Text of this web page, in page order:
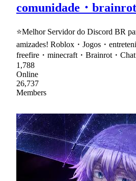
comunidade・
⭐Melhor Servidor do Discord BR
amizades! Roblox・Jogos・
freefire・minecraft・Brainrot・
1,788
Online
26,737
Members